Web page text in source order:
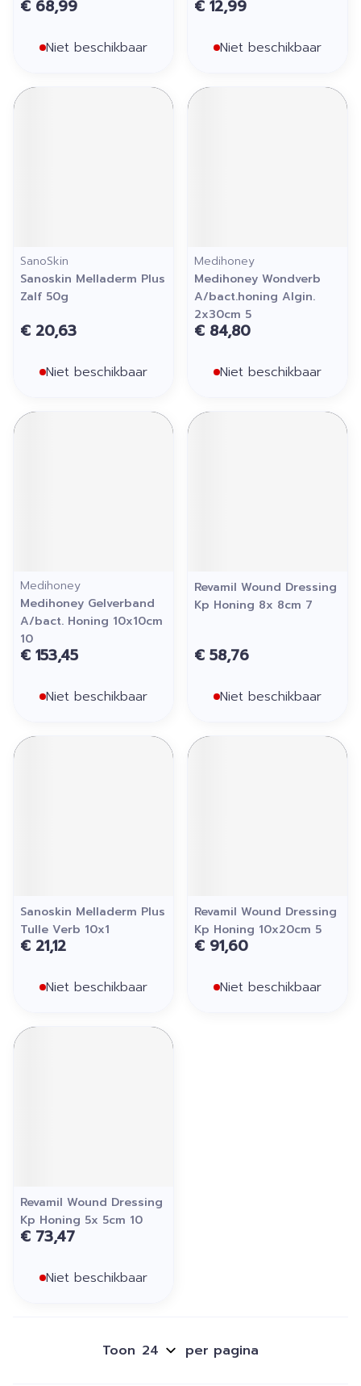
€ 68,99
Niet beschikbaar
€ 12,99
Niet beschikbaar
SanoSkin
Sanoskin Melladerm Plus
Zalf 50g
€ 20,63
Niet beschikbaar
Medihoney
Medihoney Wondverb
A/bact.honing Algin.
2x30cm 5
€ 84,80
Niet beschikbaar
Medihoney
Medihoney Gelverband
A/bact. Honing 10x10cm
10
€ 153,45
Niet beschikbaar
Revamil Wound Dressing
Kp Honing 8x 8cm 7
€ 58,76
Niet beschikbaar
Sanoskin Melladerm Plus
Tulle Verb 10x1
€ 21,12
Niet beschikbaar
Revamil Wound Dressing
Kp Honing 10x20cm 5
€ 91,60
Niet beschikbaar
Revamil Wound Dressing
Kp Honing 5x 5cm 10
€ 73,47
Niet beschikbaar
Toon per pagina